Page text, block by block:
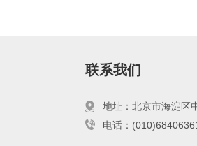
联系我们
地址：北京市海淀区
电话：